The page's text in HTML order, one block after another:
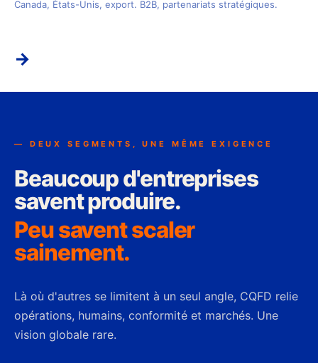
Canada, États-Unis, export. B2B, partenariats stratégiques.
→
— DEUX SEGMENTS, UNE MÊME EXIGENCE
Beaucoup d'entreprises
savent produire.
Peu savent scaler
sainement.
Là où d'autres se limitent à un seul angle, CQFD relie
opérations, humains, conformité et marchés. Une
vision globale rare.